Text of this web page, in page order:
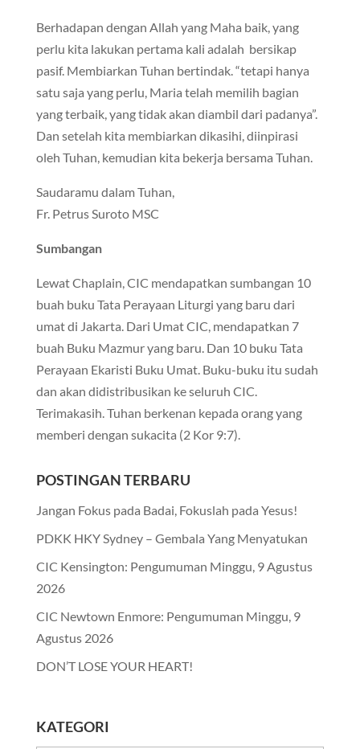
Berhadapan dengan Allah yang Maha baik, yang
perlu kita lakukan pertama kali adalah bersikap
pasif. Membiarkan Tuhan bertindak. “tetapi hanya
satu saja yang perlu, Maria telah memilih bagian
yang terbaik, yang tidak akan diambil dari padanya”.
Dan setelah kita membiarkan dikasihi, diinpirasi
oleh Tuhan, kemudian kita bekerja bersama Tuhan.
Saudaramu dalam Tuhan,
Fr. Petrus Suroto MSC
Sumbangan
Lewat Chaplain, CIC mendapatkan sumbangan 10
buah buku Tata Perayaan Liturgi yang baru dari
umat di Jakarta. Dari Umat CIC, mendapatkan 7
buah Buku Mazmur yang baru. Dan 10 buku Tata
Perayaan Ekaristi Buku Umat. Buku-buku itu sudah
dan akan didistribusikan ke seluruh CIC.
Terimakasih. Tuhan berkenan kepada orang yang
memberi dengan sukacita (2 Kor 9:7).
POSTINGAN TERBARU
Jangan Fokus pada Badai, Fokuslah pada Yesus!
PDKK HKY Sydney – Gembala Yang Menyatukan
CIC Kensington: Pengumuman Minggu, 9 Agustus
2026
CIC Newtown Enmore: Pengumuman Minggu, 9
Agustus 2026
DON’T LOSE YOUR HEART!
KATEGORI